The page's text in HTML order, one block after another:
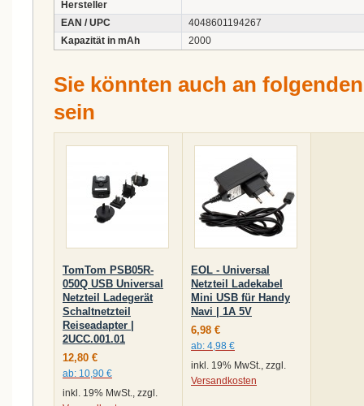
Hersteller
EAN / UPC
4048601194267
Kapazität in mAh
2000
Sie könnten auch an
sein
TomTom PSB05R-
050Q USB Universal
Netzteil Ladegerät
Schaltnetzteil
Reiseadapter |
2UCC.001.01
12,80 €
ab: 10,90 €
inkl. 19% MwSt., zzgl.
EOL - Universal
Netzteil Ladekabel
Mini USB für Handy
Navi | 1A 5V
6,98 €
ab: 4,98 €
inkl. 19% MwSt., zzgl.
Versandkosten